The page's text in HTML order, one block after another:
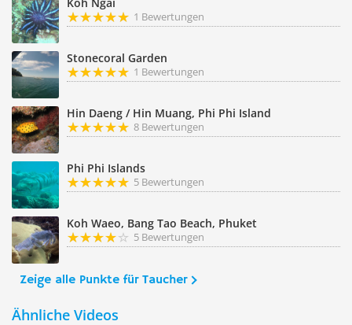
1 Bewertungen
Stonecoral Garden
1 Bewertungen
Hin Daeng / Hin Muang, Phi Phi Island
8 Bewertungen
Phi Phi Islands
5 Bewertungen
Koh Waeo, Bang Tao Beach, Phuket
5 Bewertungen
Zeige alle Punkte für Taucher
Ähnliche Videos